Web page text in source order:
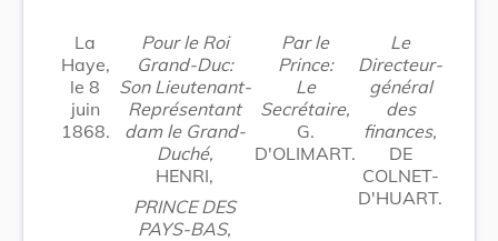
La
Haye,
le 8
juin
1868.
Pour le Roi
Grand-Duc:
Son Lieutenant-
Représentant
dam le Grand-
Duché,
HENRI,
PRINCE DES
PAYS-BAS,
Par le
Prince:
Le
Secrétaire,
G.
D'OLIMART.
Le
Directeur-
général
des
finances,
DE
COLNET-
D'HUART.